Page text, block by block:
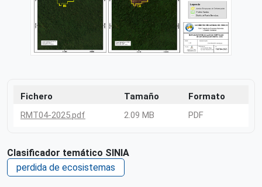
Fichero Tamaño
Formato
RMT04-2025.pdf
2.09 MB PDF
Clasificador temático SINIA
perdida de ecosistemas